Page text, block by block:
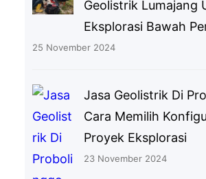
Geolistrik Lumajang
Eksplorasi Bawah
25 November 2024
Jasa Geolistrik Di
Cara Memilih
Proyek Eksplorasi
23 November 2024